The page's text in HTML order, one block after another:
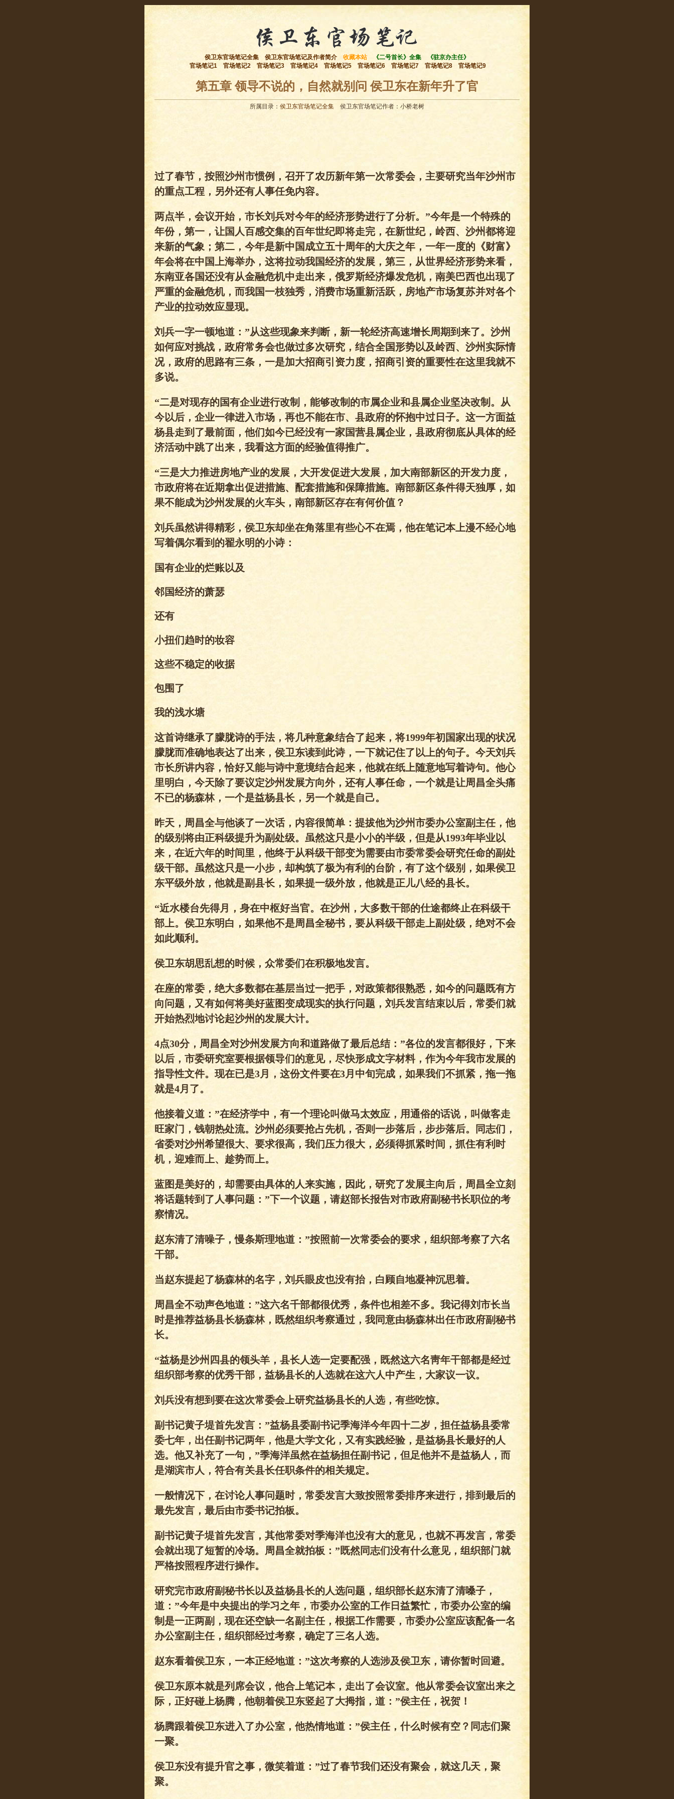
侯卫东官场笔记全集 侯卫东官场笔记及作者简介 收藏本站 《二号首长》全集
《驻京办主任》
官场笔记1
官场笔记2 官场笔记3 官场笔记4 官场笔记5 官场笔记6 官场笔记7 官场笔记8 官场笔记9
第五章 领导不说的，自然就别问 侯卫东在新年升了官
所属目录： 侯卫东官场笔记全集 侯卫东官场笔记作者：小桥老树
过了春节，按照沙州市惯例，召开了农历新年第一次常委会，主要研究当年沙州市
的重点工程，另外还有人事任免内容。
两点半，会议开始，市长刘兵对今年的经济形势进行了分析。”今年是一个特殊的
年份，第一，让国人百感交集的百年世纪即将走完，在新世纪，岭西、沙州都将迎
来新的气象；第二，今年是新中国成立五十周年的大庆之年，一年一度的《财富》
年会将在中国上海举办，这将拉动我国经济的发展，第三，从世界经济形势来看，
东南亚各国还没有从金融危机中走出来，俄罗斯经济爆发危机，南美巴西也出现了
严重的金融危机，而我国一枝独秀，消费市场重新活跃，房地产市场复苏并对各个
产业的拉动效应显现。
刘兵一字一顿地道：”从这些现象来判断，新一轮经济高速增长周期到来了。沙州
如何应对挑战，政府常务会也做过多次研究，结合全国形势以及岭西、沙州实际情
况，政府的思路有三条，一是加大招商引资力度，招商引资的重要性在这里我就不
多说。
“二是对现存的国有企业进行改制，能够改制的市属企业和县属企业坚决改制。从
今以后，企业一律进入市场，再也不能在市、县政府的怀抱中过日子。这一方面益
杨县走到了最前面，他们如今已经没有一家国营县属企业，县政府彻底从具体的经
济活动中跳了出来，我看这方面的经验值得推广。
“三是大力推进房地产业的发展，大开发促进大发展，加大南部新区的开发力度，
市政府将在近期拿出促进措施、配套措施和保障措施。南部新区条件得天独厚，如
果不能成为沙州发展的火车头，南部新区存在有何价值？
刘兵虽然讲得精彩，侯卫东却坐在角落里有些心不在焉，他在笔记本上漫不经心地
写着偶尔看到的翟永明的小诗：
国有企业的烂账以及
邻国经济的萧瑟
还有
小扭们趋时的妆容
这些不稳定的收据
包围了
我的浅水塘
这首诗继承了朦胧诗的手法，将几种意象结合了起来，将1999年初国家出现的状况
朦胧而准确地表达了出来，侯卫东读到此诗，一下就记住了以上的句子。今天刘兵
市长所讲内容，恰好又能与诗中意境结合起来，他就在纸上随意地写着诗句。他心
里明白，今天除了要议定沙州发展方向外，还有人事任命，一个就是让周昌全头痛
不已的杨森林，一个是益杨县长，另一个就是自己。
昨天，周昌全与他谈了一次话，内容很简单：提拔他为沙州市委办公室副主任，他
的级别将由正科级提升为副处级。虽然这只是小小的半级，但是从1993年毕业以
来，在近六年的时间里，他终于从科级干部变为需要由市委常委会研究任命的副处
级干部。虽然这只是一小步，却构筑了极为有利的台阶，有了这个级别，如果侯卫
东平级外放，他就是副县长，如果提一级外放，他就是正儿八经的县长。
“近水楼台先得月，身在中枢好当官。在沙州，大多数干部的仕途都终止在科级干
部上。侯卫东明白，如果他不是周昌全秘书，要从科级干部走上副处级，绝对不会
如此顺利。
侯卫东胡思乱想的时候，众常委们在积极地发言。
在座的常委，绝大多数都在基层当过一把手，对政策都很熟悉，如今的问题既有方
向问题，又有如何将美好蓝图变成现实的执行问题，刘兵发言结束以后，常委们就
开始热烈地讨论起沙州的发展大计。
4点30分，周昌全对沙州发展方向和道路做了最后总结：”各位的发言都很好，下来
以后，市委研究室要根据领导们的意见，尽快形成文字材料，作为今年我市发展的
指导性文件。现在已是3月，这份文件要在3月中旬完成，如果我们不抓紧，拖一拖
就是4月了。
他接着义道：”在经济学中，有一个理论叫做马太效应，用通俗的话说，叫做客走
旺家门，钱朝热处流。沙州必须要抢占先机，否则一步落后，步步落后。同志们，
省委对沙州希望很大、要求很高，我们压力很大，必须得抓紧时间，抓住有利时
机，迎难而上、趁势而上。
蓝图是美好的，却需要由具体的人来实施，因此，研究了发展主向后，周昌全立刻
将话题转到了人事问题：”下一个议题，请赵部长报告对市政府副秘书长职位的考
察情况。
赵东清了清噪子，慢条斯理地道：”按照前一次常委会的要求，组织部考察了六名
干部。
当赵东提起了杨森林的名字，刘兵眼皮也没有抬，白顾自地凝神沉思着。
周昌全不动声色地道：”这六名千部都很优秀，条件也相差不多。我记得刘市长当
时是推荐益杨县长杨森林，既然组织考察通过，我同意由杨森林出任市政府副秘书
长。
“益杨是沙州四县的领头羊，县长人选一定要配强，既然这六名靑年干部都是经过
组织部考察的优秀干部，益杨县长的人选就在这六人中产生，大家议一议。
刘兵没有想到要在这次常委会上研究益杨县长的人选，有些吃惊。
副书记黄子堤首先发言：”益杨县委副书记季海洋今年四十二岁，担任益杨县委常
委七年，出任副书记两年，他是大学文化，又有实践经验，是益杨县长最好的人
选。他又补充了一句，”季海洋虽然在益杨担任副书记，但足他并不是益杨人，而
是湖滨市人，符合有关县长任职条件的相关规定。
一般情况下，在讨论人事问题时，常委发言大致按照常委排序来进行，排到最后的
最先发言，最后由市委书记拍板。
副书记黄子堤首先发言，其他常委对季海洋也没有大的意见，也就不再发言，常委
会就出现了短暂的冷场。周昌全就拍板：”既然同志们没有什么意见，组织部门就
严格按照程序进行操作。
研究完市政府副秘书长以及益杨县长的人选问题，组织部长赵东清了清嗓子，
道：”今年是中央提出的学习之年，市委办公室的工作日益繁忙，市委办公室的编
制是一正两副，现在还空缺一名副主任，根据工作需要，市委办公室应该配备一名
办公室副主任，组织部经过考察，确定了三名人选。
赵东看着侯卫东，一本正经地道：”这次考察的人选涉及侯卫东，请你暂时回避。
侯卫东原本就是列席会议，他合上笔记本，走出了会议室。他从常委会议室出来之
际，正好碰上杨腾，他朝着侯卫东竖起了大拇指，道：”侯主任，祝贺！
杨腾跟着侯卫东进入了办公室，他热情地道：”侯主任，什么时候有空？同志们聚
一聚。
侯卫东没有提升官之事，微笑着道：”过了春节我们还没有聚会，就这几天，聚
聚。